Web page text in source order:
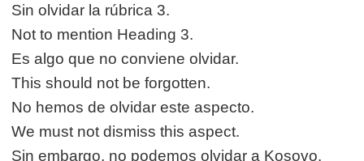
Sin olvidar la rúbrica 3.
Not to mention Heading 3.
Es algo que no conviene olvidar.
This should not be forgotten.
No hemos de olvidar este aspecto.
We must not dismiss this aspect.
Sin embargo, no podemos olvidar a Kosovo.